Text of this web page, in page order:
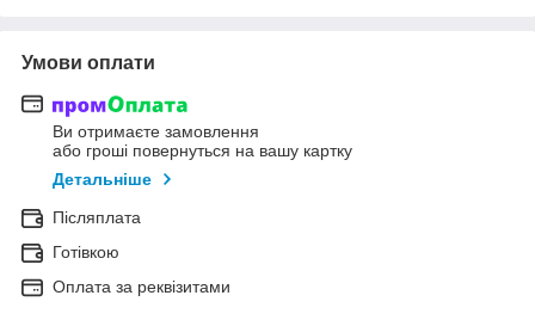
Умови оплати
Ви отримаєте замовлення
або гроші повернуться на вашу картку
Детальніше
Післяплата
Готівкою
Оплата за реквізитами